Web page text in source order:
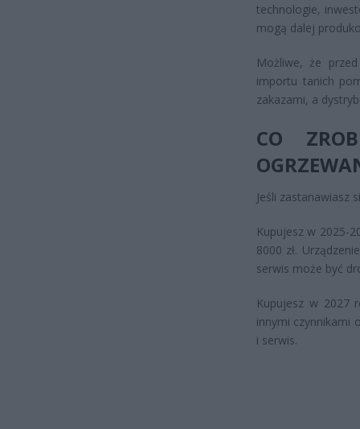
technologie,
mogą dalej
Możliwe, że
importu tanich
zakazami, a
CO
Jeśli zastanawiasz
Kupujesz w 2025-
8000 zł.
serwis może być
Kupujesz w 2027
innymi czynnikami
i serwis.